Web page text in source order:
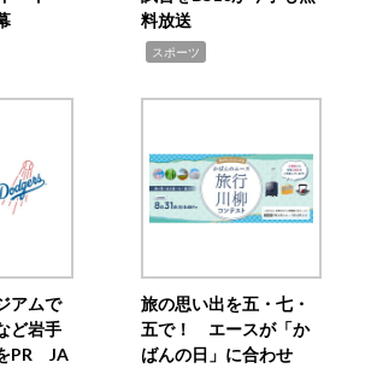
料放送
スポーツ
アムで
ど岩手
PR JA
旅の思い出を五・七・
五で！ エースが「か
ばんの日」に合わせ